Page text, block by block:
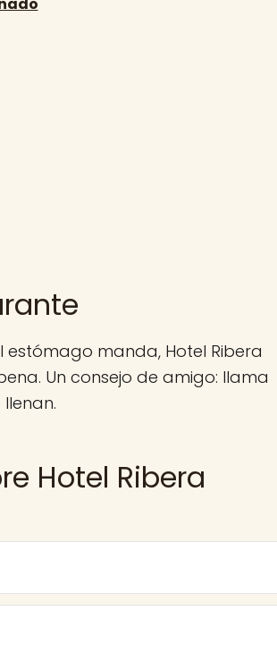
estómago manda, Hotel Ribera
Un consejo de amigo: llama
Hotel Ribera